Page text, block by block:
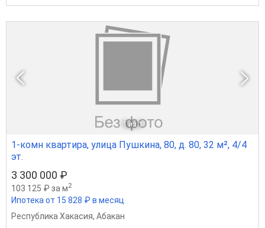
1 из 1
1-комн квартира, улица Пушкина, 80, д. 80, 32 м², 4/4
эт.
3 300 000 ₽
103 125 ₽ за м2
Ипотека от 15 828 ₽ в месяц
Республика Хакасия, Абакан